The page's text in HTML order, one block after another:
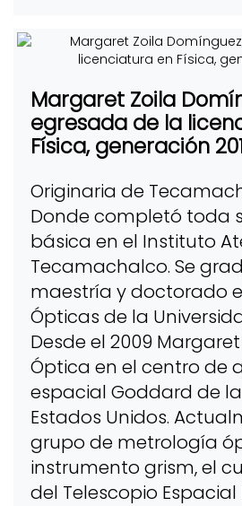
Margaret Zoila
egresada de la
Física, generación
Originaria de
Donde completó toda
básica en el Instituto
Tecamachalco. Se
maestría y doctorado
Ópticas de la
Desde el 2009
Óptica en el centro de
espacial Goddard de la
Estados Unidos.
grupo de metrología
instrumento grism, el
del Telescopio Espacial